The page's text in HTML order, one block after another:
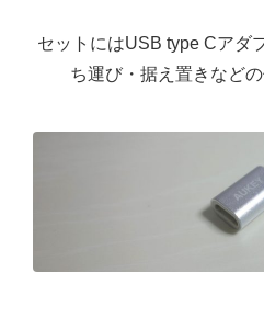
セットにはUSB type Cアダ
ち運び・据え置きなど